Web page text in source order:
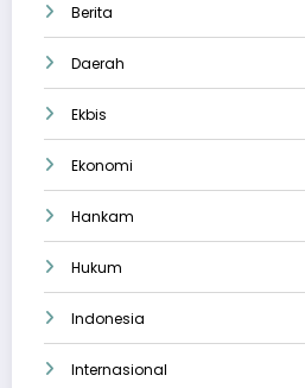
Berita
Daerah
Ekbis
Ekonomi
Hankam
Hukum
Indonesia
Internasional